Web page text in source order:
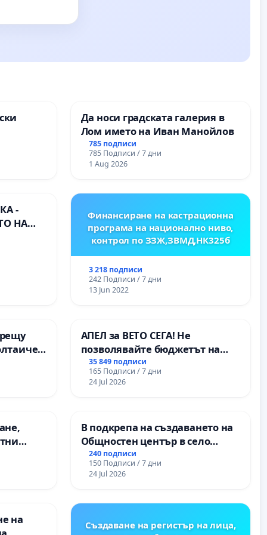
на
Да носи градската галерия в
Лом името на Иван Манойлов
785 подписи
785 Подписи / 7 дни
1 Aug 2026
-
НА
НА
Финансиране на кастрационна
програма на национално ниво,
контрол по ЗЗЖ,ЗВМД,НК325б
3 218 подписи
242 Подписи / 7 дни
13 Jun 2022
АПЕЛ за ВЕТО СЕГА! Не
позволявайте бюджетът на
Радев да открадне парите и
правата ни в тъмното
35 849 подписи
165 Подписи / 7 дни
24 Jul 2026
на
В подкрепа на създаването на
Общностен център в село
Църква
240 подписи
150 Подписи / 7 дни
24 Jul 2026
на
Създаване на регистър на лица,